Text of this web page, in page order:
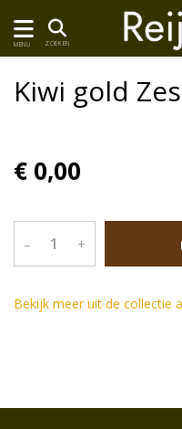
MENU ZOEKEN
Kiwi gold
€ 0,00
– +
Bekijk meer uit de collectie